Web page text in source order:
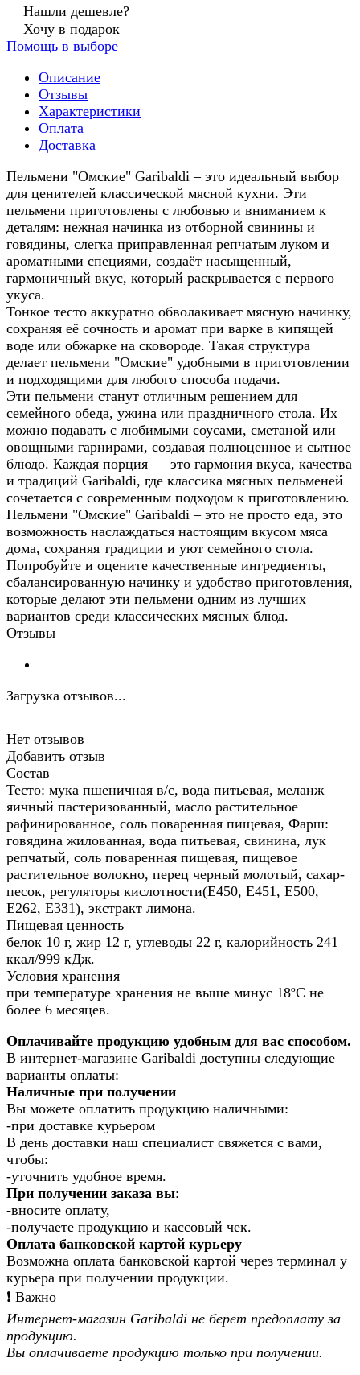
Нашли дешевле?
Хочу в подарок
Помощь в выборе
Описание
Отзывы
Характеристики
Оплата
Доставка
Пельмени "Омские" Garibaldi – это идеальный выбор
для ценителей классической мясной кухни. Эти
пельмени приготовлены с любовью и вниманием к
деталям: нежная начинка из отборной свинины и
говядины, слегка приправленная репчатым луком и
ароматными специями, создаёт насыщенный,
гармоничный вкус, который раскрывается с первого
укуса.
Тонкое тесто аккуратно обволакивает мясную начинку,
сохраняя её сочность и аромат при варке в кипящей
воде или обжарке на сковороде. Такая структура
делает пельмени "Омские" удобными в приготовлении
и подходящими для любого способа подачи.
Эти пельмени станут отличным решением для
семейного обеда, ужина или праздничного стола. Их
можно подавать с любимыми соусами, сметаной или
овощными гарнирами, создавая полноценное и сытное
блюдо. Каждая порция — это гармония вкуса, качества
и традиций Garibaldi, где классика мясных пельменей
сочетается с современным подходом к приготовлению.
Пельмени "Омские" Garibaldi – это не просто еда, это
возможность наслаждаться настоящим вкусом мяса
дома, сохраняя традиции и уют семейного стола.
Попробуйте и оцените качественные ингредиенты,
сбалансированную начинку и удобство приготовления,
которые делают эти пельмени одним из лучших
вариантов среди классических мясных блюд.
Отзывы
Загрузка отзывов...
Нет отзывов
Добавить отзыв
Состав
Тесто: мука пшеничная в/с, вода питьевая, меланж
яичный пастеризованный, масло растительное
рафинированное, соль поваренная пищевая, Фарш:
говядина жилованная, вода питьевая, свинина, лук
репчатый, соль поваренная пищевая, пищевое
растительное волокно, перец черный молотый, сахар-
песок, регуляторы кислотности(Е450, Е451, Е500,
Е262, Е331), экстракт лимона.
Пищевая ценность
белок 10 г, жир 12 г, углеводы 22 г, калорийность 241
ккал/999 кДж.
Условия хранения
при температуре хранения не выше минус 18ºС не
более 6 месяцев.
Оплачивайте продукцию удобным для вас способом.
В интернет-магазине Garibaldi доступны следующие
варианты оплаты:
Наличные при получении
Вы можете оплатить продукцию наличными:
-при доставке курьером
В день доставки наш специалист свяжется с вами,
чтобы:
-уточнить удобное время.
При получении заказа вы:
-вносите оплату,
-получаете продукцию и кассовый чек.
Оплата банковской картой курьеру
Возможна оплата банковской картой через терминал у
курьера при получении продукции.
❗️ Важно
Интернет-магазин Garibaldi не берет предоплату за
продукцию.
Вы оплачиваете продукцию только при получении.